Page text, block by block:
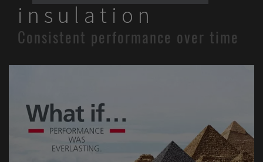
insulation
Consistent performance over time